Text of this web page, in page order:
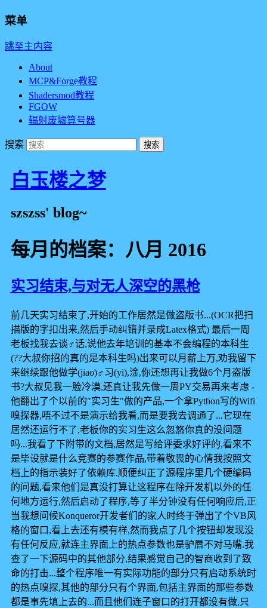
菜单
跳至主内容
About
MCP&Forge教程
Shadersmod教程
FGOW
辐射废墟算号器
搜索
白玉楼之梦
szszss' blog~
每月的档案： 八月 2016
实习结束,与对无人深空的黑枪
前几天实习结束了,开始的工作居然是做盗版书...(OCR把扫
描版的字扣出来,然后手动纠错并录成Latex格式) 最后一周
老板找我去谈♂话,说他去年培训的基本不会编程的本科生
(??大叔你招的真的是本科生吗)出来可以月薪上万,劝我留下
来继续跟他做学(jiao)♂习(yi),淦,你还想再让我做6个月盗版
书?大叔见我一脸冷漠,还真让我先做一周PY交易再来考虑 -
他翻出了个以前的"实习生"做的产品,一个拿Python写的Wifi
嗅探器,唔不过不是演示给我看,而是要我去调通了...它现在
居然还运行不了,老板你的实习生这么忽悠你真的没问题
吗...我看了下附带的文档,居然是写给评委求好评的,看来不
是毕设就是什么竞赛的参赛作品,带着敬畏的心情我按照文
档上的指示装好了依赖库,顺便纠正了源程序里几个硬编码
的问题,看来他们是真没打算让这程序在除开发机以外的任
何地方运行,然后启动了程序,等了半分钟没有任何响应后,正
当我想问候Konqueror开发者们的家人时终于弹出了个VB风
格的窗口,看上去还有模有样,然而我点了几个按钮却发现没
有任何反应,就连主界面上的热点参数也是驴唇不对马嘴.我
查了一下源码中的其他部分,结果感觉自己的智商收到了致
命的打击...整个程序唯一有实际功能的部分只有启动系统时
的热点嗅探,其他的部分只有个界面,包括主界面的那些参数
都是事先填上去的...而且他们连子窗口的打开都没有做,只